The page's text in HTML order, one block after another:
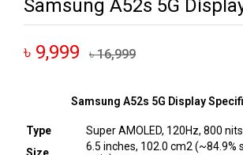
Samsung A52s 5G
৳ 9,999 ৳ 16,999
Samsung A52s 5G Display
Type
Super AMOLED, 120Hz, 800
6.5 inches, 102.0 cm2 (~84.9%